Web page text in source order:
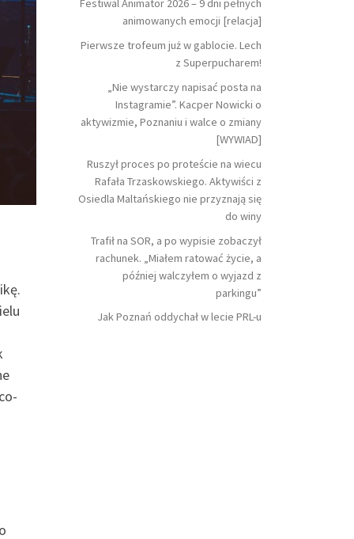
Festiwal Animator 2026 – 9 dni pełnych
animowanych emocji [relacja]
Pierwsze trofeum już w gablocie. Lech
z Superpucharem!
„Nie wystarczy napisać posta na
Instagramie”. Kacper Nowicki o
aktywizmie, Poznaniu i walce o zmiany
[WYWIAD]
Ruszył proces po proteście na wiecu
Rafała Trzaskowskiego. Aktywiści z
Osiedla Maltańskiego nie przyznają się
do winy
Trafił na SOR, a po wypisie zobaczył
rachunek. „Miałem ratować życie, a
później walczyłem o wyjazd z
parkingu”
Jak Poznań oddychał w lecie PRL-u